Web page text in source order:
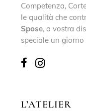
Competenza,
le qualità che
Spose, a vostra
speciale un
L’ATELIER